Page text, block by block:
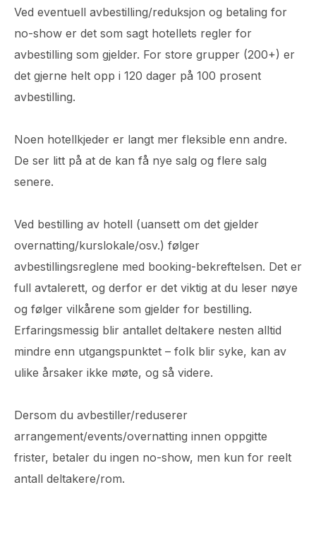
Ved eventuell avbestilling/reduksjon og betaling for
no-show er det som sagt hotellets regler for
avbestilling som gjelder. For store grupper (200+) er
det gjerne helt opp i 120 dager på 100 prosent
avbestilling.
Noen hotellkjeder er langt mer fleksible enn andre.
De ser litt på at de kan få nye salg og flere salg
senere.
Ved bestilling av hotell (uansett om det gjelder
overnatting/kurslokale/osv.) følger
avbestillingsreglene med booking-bekreftelsen. Det er
full avtalerett, og derfor er det viktig at du leser nøye
og følger vilkårene som gjelder for bestilling.
Erfaringsmessig blir antallet deltakere nesten alltid
mindre enn utgangspunktet – folk blir syke, kan av
ulike årsaker ikke møte, og så videre.
Dersom du avbestiller/reduserer
arrangement/events/overnatting innen oppgitte
frister, betaler du ingen no-show, men kun for reelt
antall deltakere/rom.